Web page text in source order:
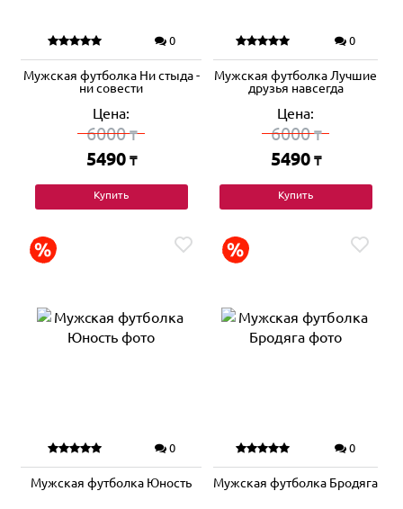
0
Мужская футболка Ни стыда -
ни совести
Цена:
6000₸
5490 ₸
Купить
0
Мужская футболка Лучшие
друзья навсегда
Цена:
6000₸
5490 ₸
Купить
0
Мужская футболка Юность
0
Мужская футболка Бродяга